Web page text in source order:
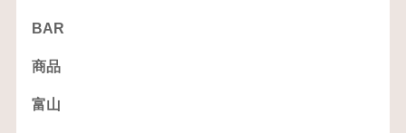
BAR
商品
富山